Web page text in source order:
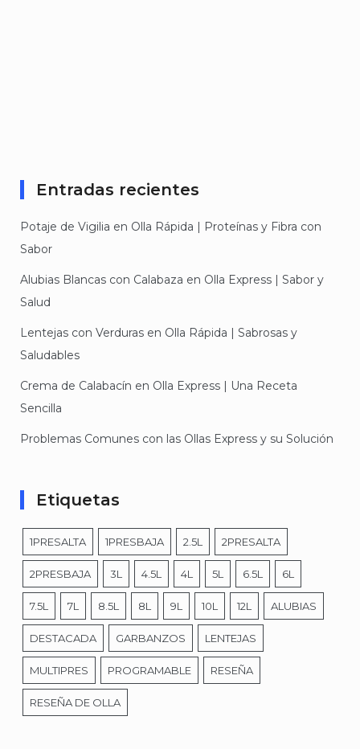
Entradas recientes
Potaje de Vigilia en Olla Rápida | Proteínas y Fibra con
Sabor
Alubias Blancas con Calabaza en Olla Express | Sabor y
Salud
Lentejas con Verduras en Olla Rápida | Sabrosas y
Saludables
Crema de Calabacín en Olla Express | Una Receta
Sencilla
Problemas Comunes con las Ollas Express y su Solución
Etiquetas
1PRESALTA 1PRESBAJA 2.5L 2PRESALTA
2PRESBAJA 3L 4.5L 4L 5L 6.5L 6L
7.5L 7L 8.5L 8L 9L 10L 12L ALUBIAS
DESTACADA GARBANZOS LENTEJAS
MULTIPRES PROGRAMABLE RESEÑA
RESEÑA DE OLLA